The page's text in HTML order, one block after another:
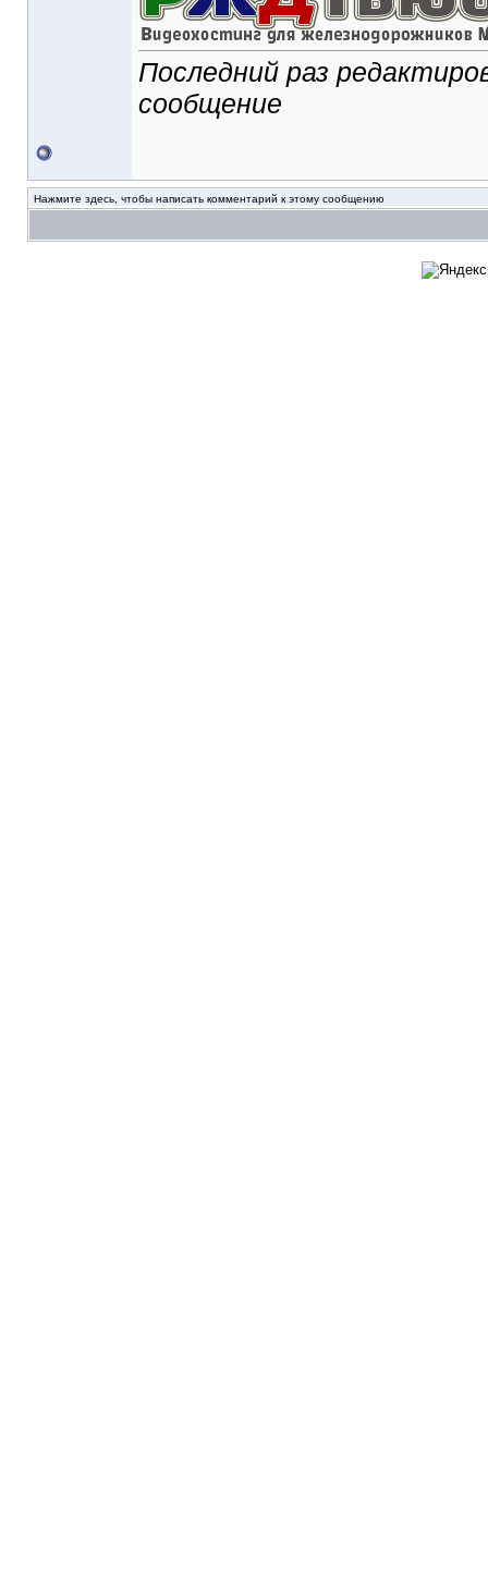
Последний раз
сообщение
Нажмите здесь, чтобы написать комментарий к этому сообщению